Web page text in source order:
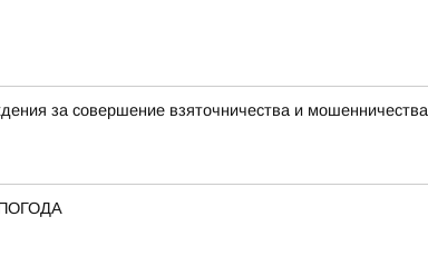
за совершение взяточничества и мошенничества